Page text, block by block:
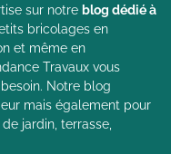
sur notre blog dédié à
bricolages en
et même en
Travaux vous
Notre blog
mais également pour
jardin, terrasse,